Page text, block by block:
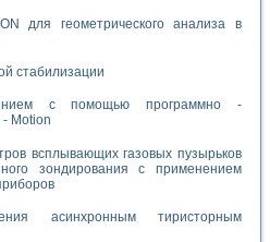
для геометрического анализа в
стабилизации
с помощью программно -
- Motion
всплывающих газовых пузырьков
зондирования с применением
асинхронным тиристорным